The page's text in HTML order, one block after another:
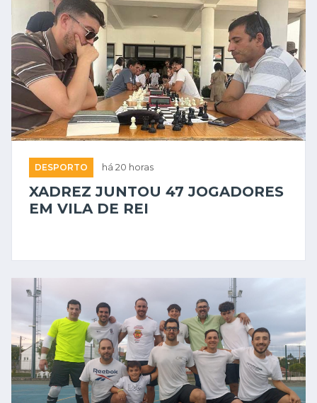
DESPORTO há 20 horas
XADREZ JUNTOU 47 JOGADORES
EM VILA DE REI